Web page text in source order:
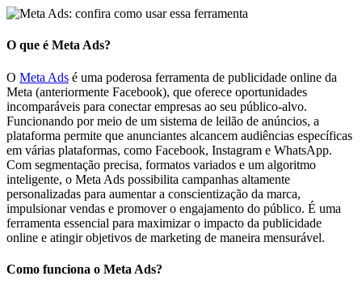
Meta
Ads:
confira
como
usar
essa
ferramenta
O que é Meta Ads?
O Meta Ads é uma poderosa ferramenta de publicidade online da
Meta (anteriormente Facebook), que oferece oportunidades
incomparáveis para conectar empresas ao seu público-alvo.
Funcionando por meio de um sistema de leilão de anúncios, a
plataforma permite que anunciantes alcancem audiências específicas
em várias plataformas, como Facebook, Instagram e WhatsApp.
Com segmentação precisa, formatos variados e um algoritmo
inteligente, o Meta Ads possibilita campanhas altamente
personalizadas para aumentar a conscientização da marca,
impulsionar vendas e promover o engajamento do público. É uma
ferramenta essencial para maximizar o impacto da publicidade
online e atingir objetivos de marketing de maneira mensurável.
Como funciona o Meta Ads?